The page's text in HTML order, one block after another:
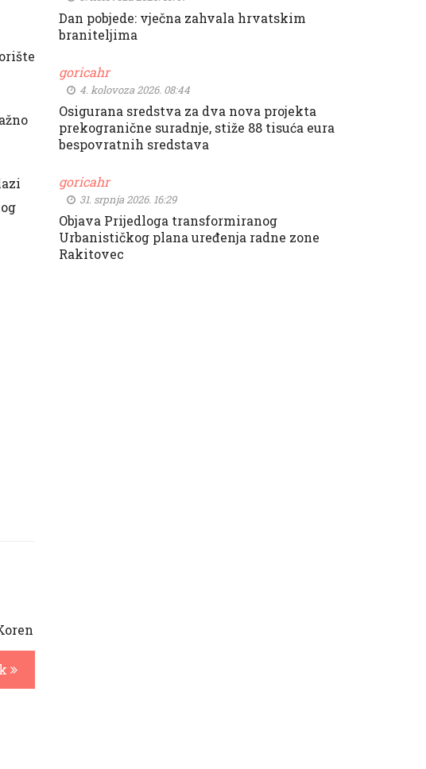
Dan pobjede: vječna zahvala hrvatskim
braniteljima
goricahr
4. kolovoza 2026. 08:44
Osigurana sredstva za dva nova projekta
prekogranične suradnje, stiže 88 tisuća eura
bespovratnih sredstava
goricahr
31. srpnja 2026. 16:29
Objava Prijedloga transformiranog
Urbanističkog plana uređenja radne zone
Rakitovec